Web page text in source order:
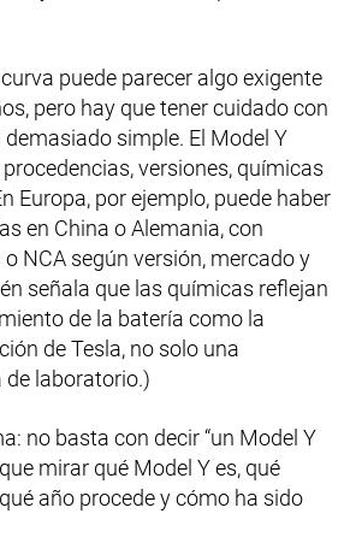
puede parecer algo exigente
pero hay que tener cuidado con
simple. El Model Y
versiones, químicas
Europa, por ejemplo, puede haber
en China o Alemania, con
o NCA según versión, mercado y
señala que las químicas reflejan
de la batería como la
de Tesla, no solo una
laboratorio.)
no basta con decir “un Model Y
mirar qué Model Y es, qué
año procede y cómo ha sido